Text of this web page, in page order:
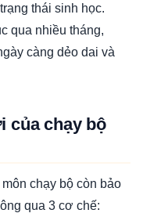
thái sinh học.
qua nhiều tháng,
càng dẻo dai và
của chạy bộ
chạy bộ còn bảo
qua 3 cơ chế: